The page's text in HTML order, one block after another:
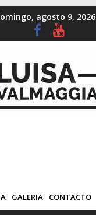
agosto 9, 2026
GALERIA CONTACTO